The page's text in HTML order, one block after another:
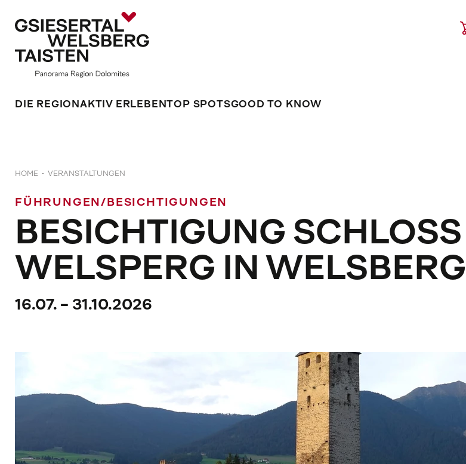
DIE REGION AKTIV ERLEBEN TOP SPOTSGOOD TO KNOW
HOME VERANSTALTUNGEN
FÜHRUNGEN/BESICHTIGUNGEN
BESICHTIGUNG SCHLOSS
WELSPERG IN WELSBERG
16.07. - 31.10.2026